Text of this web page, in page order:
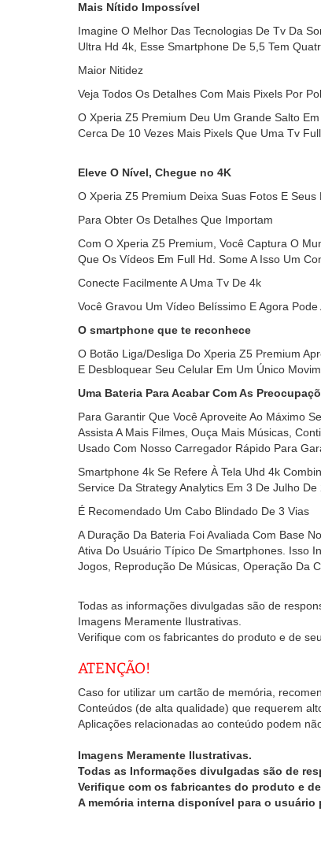
Mais Nítido Impossível
Imagine O Melhor Das Tecnologias De Tv Da
Ultra Hd 4k, Esse Smartphone De 5,5 Tem
Maior Nitidez
Veja Todos Os Detalhes Com Mais Pixels Por
O Xperia Z5 Premium Deu Um Grande Salto
Cerca De 10 Vezes Mais Pixels Que Uma Tv
Eleve O Nível, Chegue no 4K
O Xperia Z5 Premium Deixa Suas Fotos E
Para Obter Os Detalhes Que Importam
Com O Xperia Z5 Premium, Você Captura O
Que Os Vídeos Em Full Hd. Some A Isso Um
Conecte Facilmente A Uma Tv De 4k
Você Gravou Um Vídeo Belíssimo E Agora
O smartphone que te reconhece
O Botão Liga/Desliga Do Xperia Z5 Premium
E Desbloquear Seu Celular Em Um Único
Uma Bateria Para Acabar Com As
Para Garantir Que Você Aproveite Ao Máximo
Assista A Mais Filmes, Ouça Mais Músicas,
Usado Com Nosso Carregador Rápido Para
Smartphone 4k Se Refere À Tela Uhd 4k
Service Da Strategy Analytics Em 3 De Julho De
É Recomendado Um Cabo Blindado De 3 Vias
A Duração Da Bateria Foi Avaliada Com Base
Ativa Do Usuário Típico De Smartphones. Isso
Jogos, Reprodução De Músicas, Operação Da
Todas as informações divulgadas são de
Imagens Meramente Ilustrativas.
Verifique com os fabricantes do produto e de
ATENÇÃO!
Caso for utilizar um cartão de memória,
Conteúdos (de alta qualidade) que requerem
Aplicações relacionadas ao conteúdo podem
Imagens Meramente Ilustrativas.
Todas as Informações divulgadas são de
Verifique com os fabricantes do produto e
A memória interna disponível para o